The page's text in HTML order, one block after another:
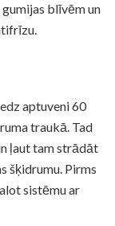
gumijas blīvēmun
aptuveni 60
traukā. Tad
ļaut tam strādāt
šķidrumu. Pirms
sistēmu ar